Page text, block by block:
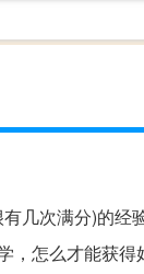
几次满分)的经
，怎么才能获